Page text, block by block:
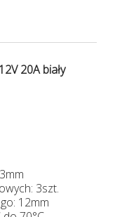
20A biały
3szt.
12mm